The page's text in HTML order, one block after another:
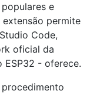
e
extensão permite
Code,
oficial da
ESP32 - oferece.